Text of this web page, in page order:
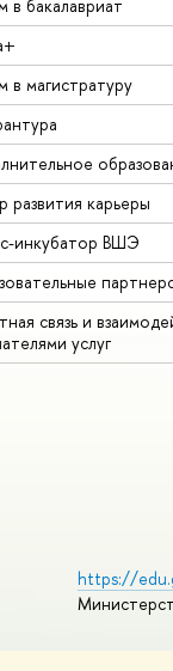
в бакалавриат
в магистратуру
развития карьеры
инкубатор ВШЭ
связь и
услуг
https://